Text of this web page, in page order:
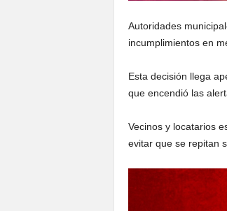
Autoridades
incumplimientos en
Esta decisión llega
que encendió las
Vecinos y locatarios
evitar que se repitan